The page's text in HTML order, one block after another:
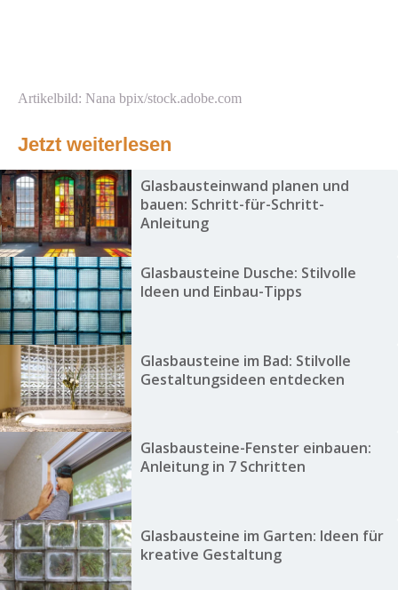
Artikelbild: Nana bpix/stock.adobe.com
Jetzt weiterlesen
Glasbausteinwand planen und
bauen: Schritt-für-Schritt-
Anleitung
Glasbausteine Dusche: Stilvolle
Ideen und Einbau-Tipps
Glasbausteine im Bad: Stilvolle
Gestaltungsideen entdecken
Glasbausteine-Fenster einbauen:
Anleitung in 7 Schritten
Glasbausteine im Garten: Ideen für
kreative Gestaltung